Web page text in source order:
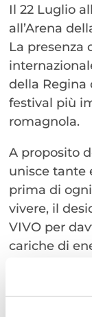
Il 22 Luglio
all’Arena
La presenza
della Regina
festival più
romagnola.
A proposito
unisce tante
prima di
vivere, il
VIVO per
cariche di
emozioni.
suonare